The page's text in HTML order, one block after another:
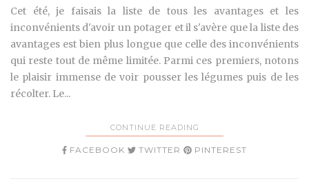
Cet été, je faisais la liste de tous les avantages et les
inconvénients d'avoir un potager et il s'avère que la liste des
avantages est bien plus longue que celle des inconvénients
qui reste tout de même limitée. Parmi ces premiers, notons
le plaisir immense de voir pousser les légumes puis de les
récolter. Le...
CONTINUE READING
FACEBOOK TWITTER PINTEREST